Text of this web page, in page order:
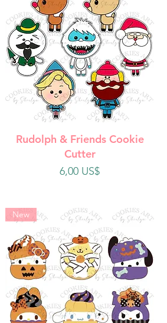
Vista rápida
Rudolph & Friends Cookie
Cutter
Precio
6,00 US$
New